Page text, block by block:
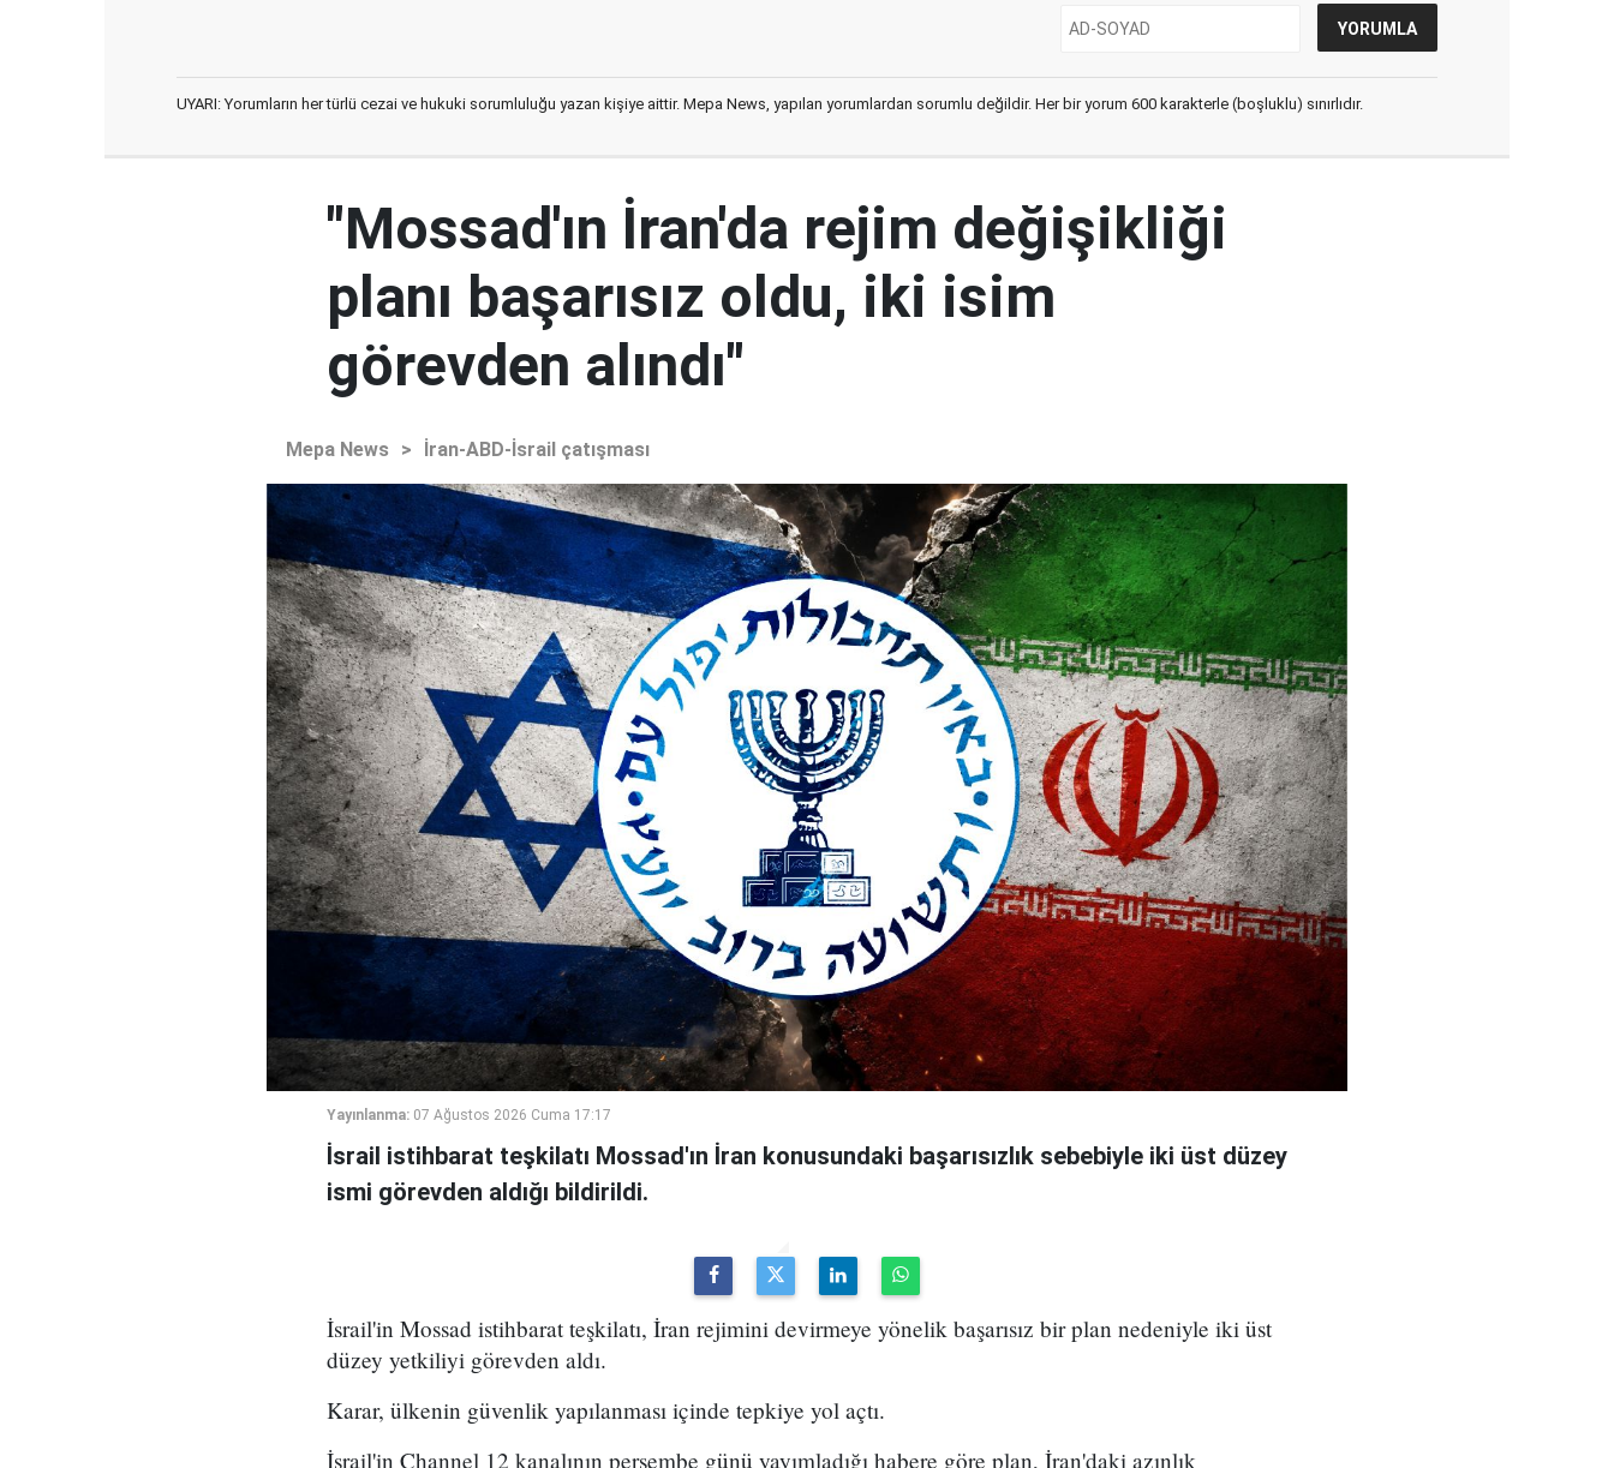
UYARI: Yorumların her türlü cezai ve hukuki sorumluluğu yazan kişiye aittir. Mepa News, yapılan yorumlardan sorumlu değildir. Her bir yorum 600 karakterle (boşluklu) sınırlıdır.
"Mossad'ın İran'da rejim değişikliği
planı başarısız oldu, iki isim
görevden alındı"
Mepa News > İran-ABD-İsrail çatışması
Yayınlanma: 07 Ağustos 2026 Cuma 17:17
İsrail istihbarat teşkilatı Mossad'ın İran konusundaki başarısızlık sebebiyle iki üst düzey
ismi görevden aldığı bildirildi.
İsrail'in Mossad istihbarat teşkilatı, İran rejimini devirmeye yönelik başarısız bir plan nedeniyle iki üst
düzey yetkiliyi görevden aldı.
Karar, ülkenin güvenlik yapılanması içinde tepkiye yol açtı.
İsrail'in Channel 12 kanalının perşembe günü yayımladığı habere göre plan, İran'daki azınlık